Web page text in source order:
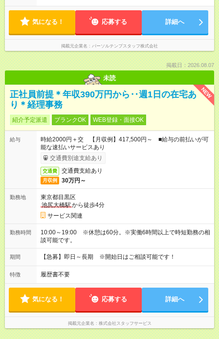
気になる！ 応募する 詳細へ
掲載元企業名 パーソルテンプスタッフ株式会社
掲載日：2026.08.07
未読
NEW
正社員前提＊年収390万円から‥週1日の在宅あ
り＊経理事務
紹介予定派遣 ブランクOK WEB登録・面接OK
給与
時給2000円＋交 【月収例】417,500円～ ■給与の前払いが可
能な速払いサービスあり
交通費別途支給あり
交通費 交通費支給あり
月収例 30万円～
勤務地
東京都目黒区
池尻大橋駅から徒歩4分
サービス関連
勤務時間
10:00～19:00 ※休憩は60分。※実働6時間以上で時短勤務の相
談可能です。
期間 【急募】即日～長期 ※開始日はご相談可能です！
特徴 履歴書不要
気になる！ 応募する 詳細へ
掲載元企業名 株式会社スタッフサービス